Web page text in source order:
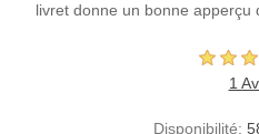
livret donne un bonne apperçu
1
Disponibilité: